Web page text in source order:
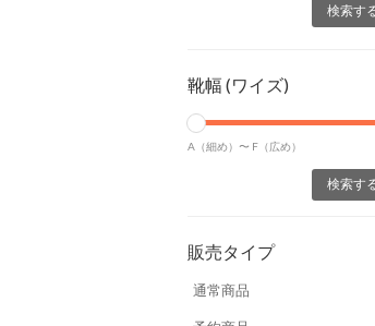
靴幅 (ワイズ)
A（細め）〜 F（広め）
販売タイプ
通常商品